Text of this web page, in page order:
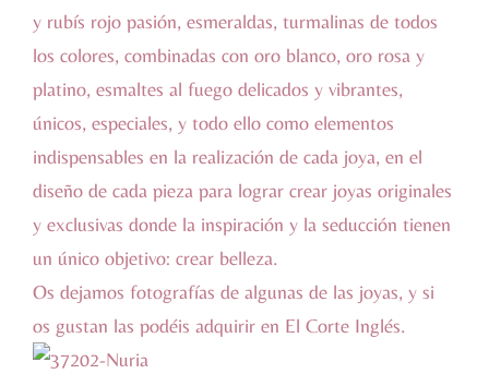
y rubís rojo pasión, esmeraldas, turmalinas de todos
los colores, combinadas con oro blanco, oro rosa y
platino, esmaltes al fuego delicados y vibrantes,
únicos, especiales, y todo ello como elementos
indispensables en la realización de cada joya, en el
diseño de cada pieza para lograr crear joyas originales
y exclusivas donde la inspiración y la seducción tienen
un único objetivo: crear belleza.
Os dejamos fotografías de algunas de las joyas, y si
os gustan las podéis adquirir en El Corte Inglés.